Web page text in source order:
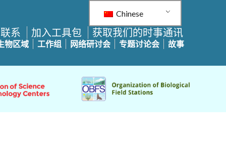
Chinese
系 加入工具包 获取我们的时事通讯
物区域 工作组 网络研讨会 专题讨论会 故事